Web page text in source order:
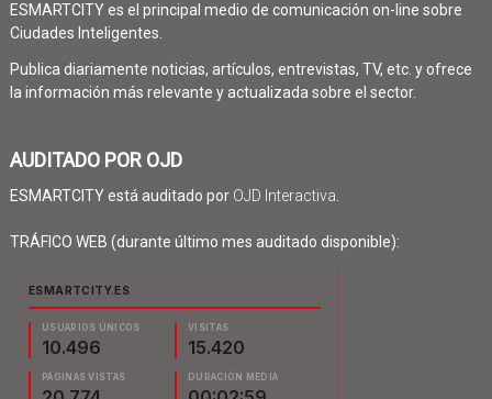
ESMARTCITY es el principal medio de comunicación on-line sobre
Ciudades Inteligentes.
Publica diariamente noticias, artículos, entrevistas, TV, etc. y ofrece
la información más relevante y actualizada sobre el sector.
AUDITADO POR OJD
ESMARTCITY está auditado por OJD Interactiva.
TRÁFICO WEB (durante último mes auditado disponible):